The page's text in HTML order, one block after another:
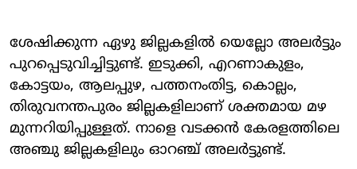
ശേഷിക്കുന്ന ഏഴു ജില്ലകളില്‍ യെല്ലോ അലര്‍ട്ടും
പുറപ്പെടുവിച്ചിട്ടുണ്ട്. ഇടുക്കി, എറണാകുളം,
കോട്ടയം, ആലപ്പുഴ, പത്തനംതിട്ട, കൊല്ലം,
തിരുവനന്തപുരം ജില്ലകളിലാണ് ശക്തമായ മഴ
മുന്നറിയിപ്പുള്ളത്. നാളെ വടക്കന്‍ കേരളത്തിലെ
അഞ്ചു ജില്ലകളിലും ഓറഞ്ച് അലര്‍ട്ടുണ്ട്.